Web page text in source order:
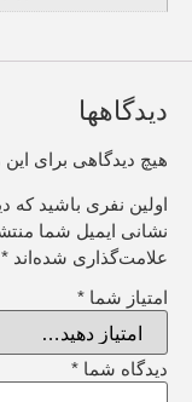
دیدگاهها
هیچ دیدگاهی برای
اولین نفری باشید که
نشانی ایمیل شما
علامت‌گذاری شده‌اند *
امتیاز شما *
دیدگاه شما *